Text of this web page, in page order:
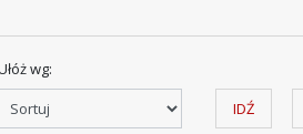
wg:
IDŹ